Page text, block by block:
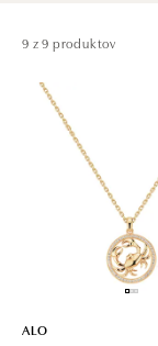
9 z 9 produktov
ALO